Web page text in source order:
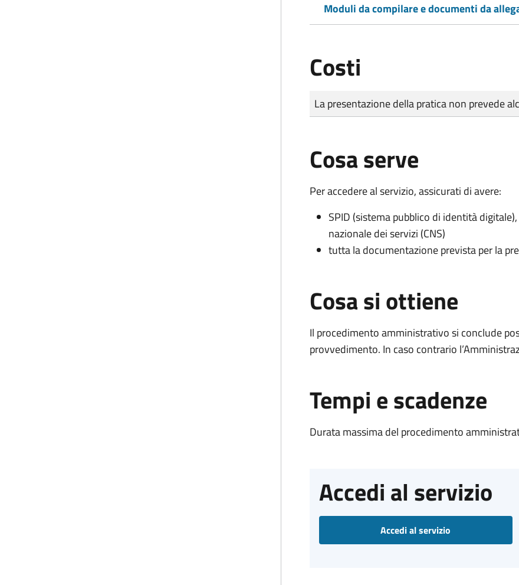
Moduli da compilare e documenti da
Costi
Tipo di pagamento
Importo
La presentazione della pratica non prevede
Cosa serve
Per accedere al servizio, assicurati di avere:
SPID (sistema pubblico di identità
nazionale dei servizi (CNS)
tutta la documentazione prevista per la
Cosa si ottiene
Il procedimento amministrativo si conclude
provvedimento. In caso contrario
Tempi e scadenze
Durata massima del procedimento
Accedi al servizio
Accedi al servizio